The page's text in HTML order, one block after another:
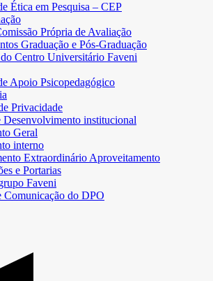
Ética em Pesquisa – CEP
Própria de Avaliação
Graduação e Pós-Graduação
Centro Universitário Faveni
Apoio Psicopedagógico
Privacidade
Desenvolvimento institucional
Geral
interno
Extraordinário Aproveitamento
e Portarias
Faveni
Comunicação do DPO